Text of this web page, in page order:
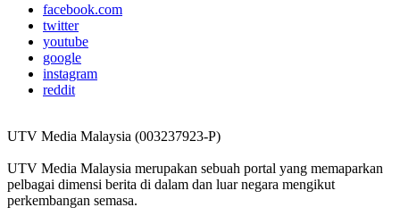
facebook.com
twitter
youtube
google
instagram
reddit
UTV Media Malaysia (003237923-P)
UTV Media Malaysia merupakan sebuah portal yang memaparkan
pelbagai dimensi berita di dalam dan luar negara mengikut
perkembangan semasa.